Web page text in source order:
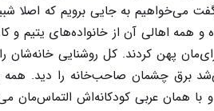
می‌خواهیم به جایی برویم که اصلا
اهالی آن از خانواده‌های یتیم و
پهن کردند. کل روشنایی
هم می‌شد برق چشمان صاحب‌خانه را دید.
عربی کودکانه‌اش التماس‌مان